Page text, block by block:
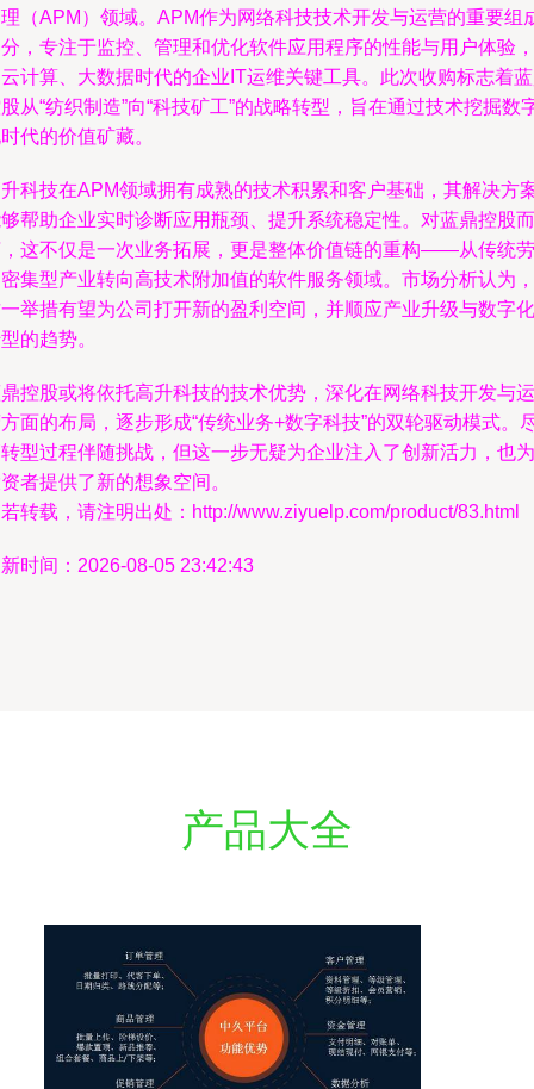
（APM）领域。APM作为网络科技技术开发与运营的重要组
，专注于监控、管理和优化软件应用程序的性能与用户体验，
计算、大数据时代的企业IT运维关键工具。此次收购标志着
从“纺织制造”向“科技矿工”的战略转型，旨在通过技术挖掘数
代的价值矿藏。
科技在APM领域拥有成熟的技术积累和客户基础，其解决方
帮助企业实时诊断应用瓶颈、提升系统稳定性。对蓝鼎控股而
这不仅是一次业务拓展，更是整体价值链的重构——从传统劳
集型产业转向高技术附加值的软件服务领域。市场分析认为，
举措有望为公司打开新的盈利空间，并顺应产业升级与数字化
的趋势。
控股或将依托高升科技的技术优势，深化在网络科技开发与运
面的布局，逐步形成“传统业务+数字科技”的双轮驱动模式。
型过程伴随挑战，但这一步无疑为企业注入了创新活力，也为
者提供了新的想象空间。
转载，请注明出处：http://www.ziyuelp.com/product/83.html
时间：2026-08-05 23:42:43
产品大全